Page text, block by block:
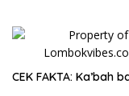
CEK FAKTA: Ka’bah